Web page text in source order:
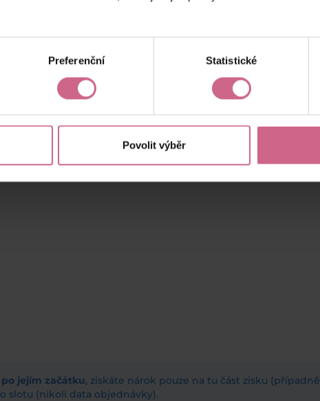
Preferenční Statistické
Povolit výběr
jejím začátku, získáte nárok pouze na tu část zisku
slotu (nikoli data objednávky).